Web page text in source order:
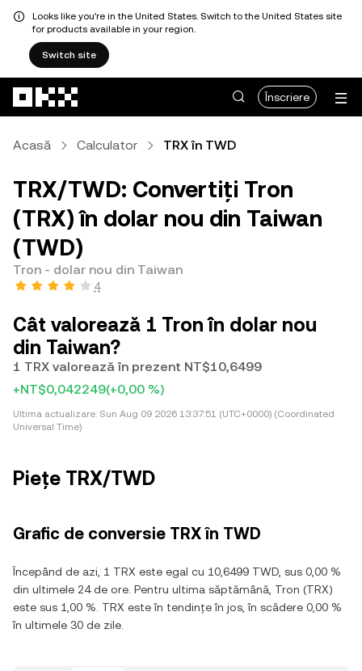
Looks like you're in the United States. Switch to the United States site
for products available in your region.
Switch site
Înscriere
Acasă Calculator TRX în TWD
TRX/TWD: Convertiți Tron
(TRX) în dolar nou din Taiwan
(TWD)
Tron - dolar nou din Taiwan
4
Cât valorează 1 Tron în dolar nou
din Taiwan?
1 TRX valorează în prezent NT$10,6499
+NT$0,042249(+0,00 %)
Ultima actualizare: Sun Aug 09 2026 13:37:51 (UTC+0000) (Coordinated
Universal Time)
Piețe TRX/TWD
Grafic de conversie TRX în TWD
Începând de azi, 1 TRX este egal cu 10,6499 TWD, sus 0,00 %
din ultimele 24 de ore. Pentru ultima săptămână, Tron (TRX)
este sus 1,00 %. TRX este în tendințe în jos, în scădere 0,00 %
în ultimele 30 de zile.